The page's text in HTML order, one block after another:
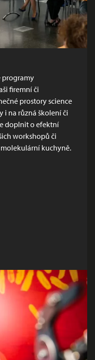
programy
firemní či
prostory science
i na různá školení či
doplnit o efektní
workshopů či
kuchyně.